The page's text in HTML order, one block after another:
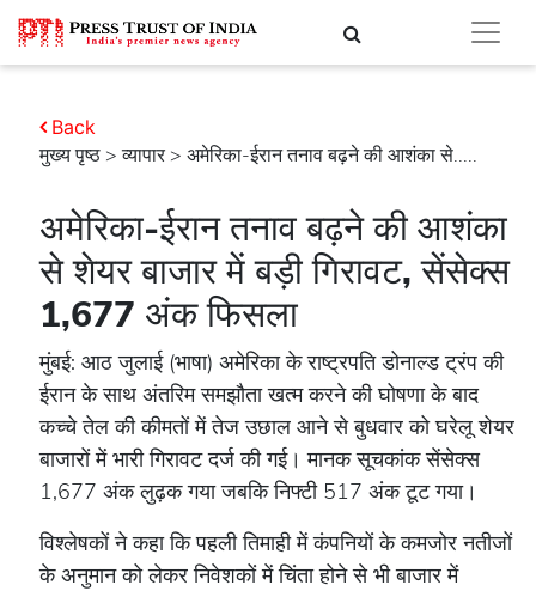
मुख्य पृष्ठ >व्यापार > अमेरिका-ईरान तनाव बढ़ने की आशंका से.....
Back
अमेरिका-ईरान तनाव बढ़ने की आशंका
से शेयर बाजार में बड़ी गिरावट, सेंसेक्स
1,677 अंक फिसला
मुंबई: आठ जुलाई (भाषा) अमेरिका के राष्ट्रपति डोनाल्ड ट्रंप की
ईरान के साथ अंतरिम समझौता खत्म करने की घोषणा के बाद
कच्चे तेल की कीमतों में तेज उछाल आने से बुधवार को घरेलू शेयर
बाजारों में भारी गिरावट दर्ज की गई। मानक सूचकांक सेंसेक्स
1,677 अंक लुढ़क गया जबकि निफ्टी 517 अंक टूट गया।
विश्लेषकों ने कहा कि पहली तिमाही में कंपनियों के कमजोर नतीजों
के अनुमान को लेकर निवेशकों में चिंता होने से भी बाजार में